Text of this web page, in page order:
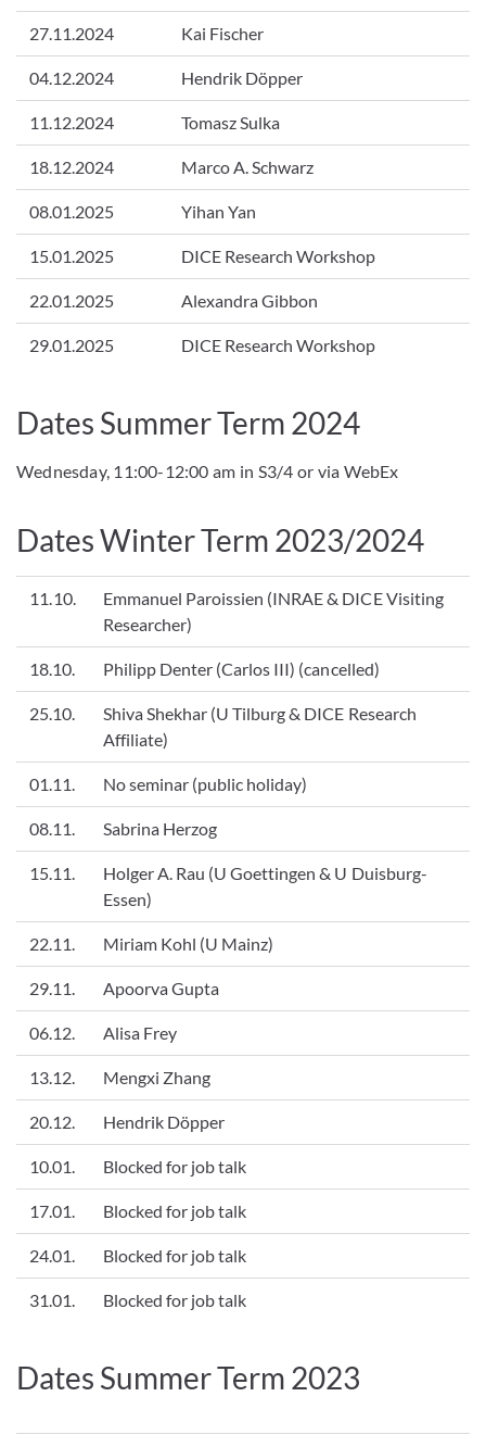
27.11.2024 Kai Fischer
04.12.2024 Hendrik Döpper
11.12.2024 Tomasz Sulka
18.12.2024 Marco A. Schwarz
08.01.2025 Yihan Yan
15.01.2025 DICE Research Workshop
22.01.2025 Alexandra Gibbon
29.01.2025 DICE Research Workshop
Dates Summer Term 2024
Wednesday, 11:00-12:00 am in S3/4 or via WebEx
Dates Winter Term 2023/2024
11.10.
Emmanuel Paroissien (INRAE & DICE Visiting
Researcher)
18.10. Philipp Denter (Carlos III) (cancelled)
25.10.
Shiva Shekhar (U Tilburg & DICE Research
Affiliate)
01.11. No seminar (public holiday)
08.11. Sabrina Herzog
15.11.
Holger A. Rau (U Goettingen & U Duisburg-
Essen)
22.11. Miriam Kohl (U Mainz)
29.11. Apoorva Gupta
06.12. Alisa Frey
13.12. Mengxi Zhang
20.12. Hendrik Döpper
10.01. Blocked for job talk
17.01. Blocked for job talk
24.01. Blocked for job talk
31.01. Blocked for job talk
Dates Summer Term 2023